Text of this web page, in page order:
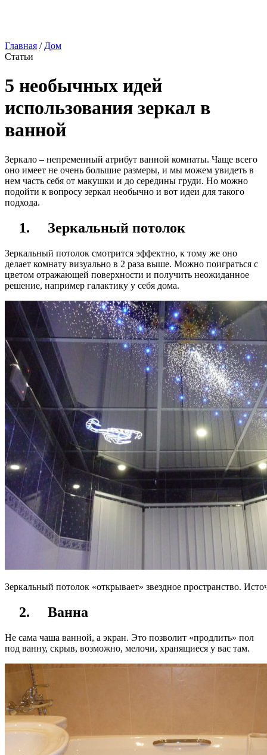
Главная / Дом
Статьи
5 необычных идей
использования зеркал в
ванной
Зеркало – непременный атрибут ванной комнаты. Чаще всего
оно имеет не очень большие размеры, и мы можем увидеть в
нем часть себя от макушки и до середины груди. Но можно
подойти к вопросу зеркал необычно и вот идеи для такого
подхода.
1. Зеркальный потолок
Зеркальный потолок смотрится эффектно, к тому же оно
делает комнату визуально в 2 раза выше. Можно поиграться с
цветом отражающей поверхности и получить неожиданное
решение, например галактику у себя дома.
Зеркальный потолок «открывает» звездное пространство.
2. Ванна
Не сама чаша ванной, а экран. Это позволит «продлить» пол
под ванну, скрыв, возможно, мелочи, хранящиеся у вас там.